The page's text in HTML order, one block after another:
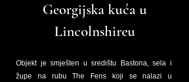
Georgijska kuća u
Lincolnshireu
Objekt je smješten u središtu Bastona, sela i
župe na rubu The Fens koji se nalazi u